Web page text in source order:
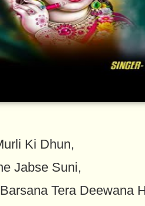
Ki Dhun,
Jabse Suni,
Tera Deewana